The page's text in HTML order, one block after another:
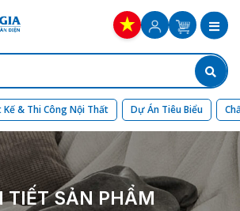
Kế & Thi Công Nội Thất Dự Án Tiêu Biểu
TIẾT SẢN PHẨM